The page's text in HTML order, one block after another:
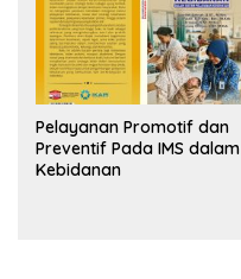
Pelayanan Promotif dan
Preventif Pada IMS dalam
Kebidanan